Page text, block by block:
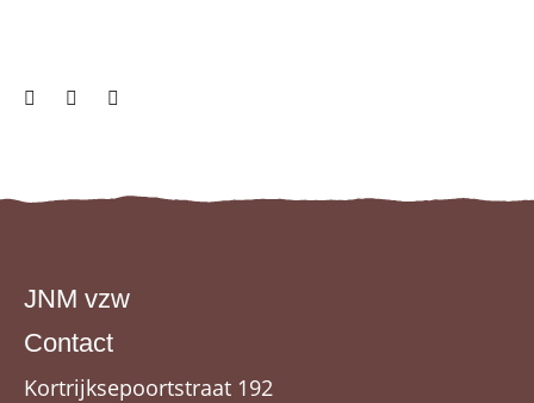
JNM vzw
Contact
Kortrijksepoortstraat 192